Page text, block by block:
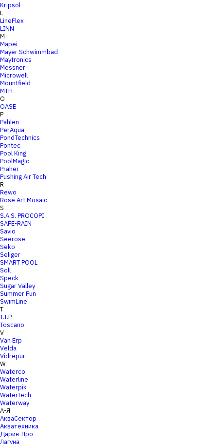
Kripsol
L
LineFlex
LINN
M
Mapei
Mayer Schwimmbad
Maytronics
Messner
Microwell
Mountfield
MTH
O
OASE
P
Pahlen
PerAqua
PondTechnics
Pontec
Pool King
PoolMagic
Praher
Pushing Air Tech
R
Rewo
Rose Art Mosaic
S
S.A.S. PROCOPI
SAFE-RAIN
Savio
Seerose
Seko
Seliger
SMART POOL
Soll
Speck
Sugar Valley
Summer Fun
SwimLine
T
T.I.P.
Toscano
V
Van Erp
Velda
Vidrepur
W
Waterco
Waterline
Waterpik
Watertech
Waterway
А-Я
АкваСектор
Акватехника
Дарин-Про
Лагуна